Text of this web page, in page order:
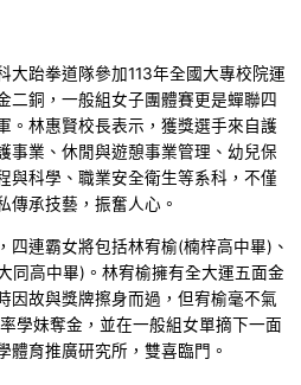
大跆拳道隊參加113年全國大專校院運
二銅，一般組女子團體賽更是蟬聯四
。林惠賢校長表示，獲獎選手來自護
事業、休閒與遊憩事業管理、幼兒保
與科學、職業安全衛生等系科，不僅
傳承技藝，振奮人心。
連霸女將包括林宥榆(楠梓高中畢)、
同高中畢)。林宥榆擁有全大運五面金
因故與獎牌擦身而過，但宥榆毫不氣
學妹奪金，並在一般組女單摘下一面
體育推廣研究所，雙喜臨門。